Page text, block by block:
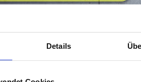
Details
UNS 🤝